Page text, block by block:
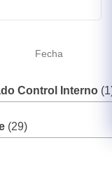
Fecha
Control Interno
‎(29)